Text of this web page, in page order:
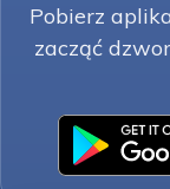
Pobierz
zacząć